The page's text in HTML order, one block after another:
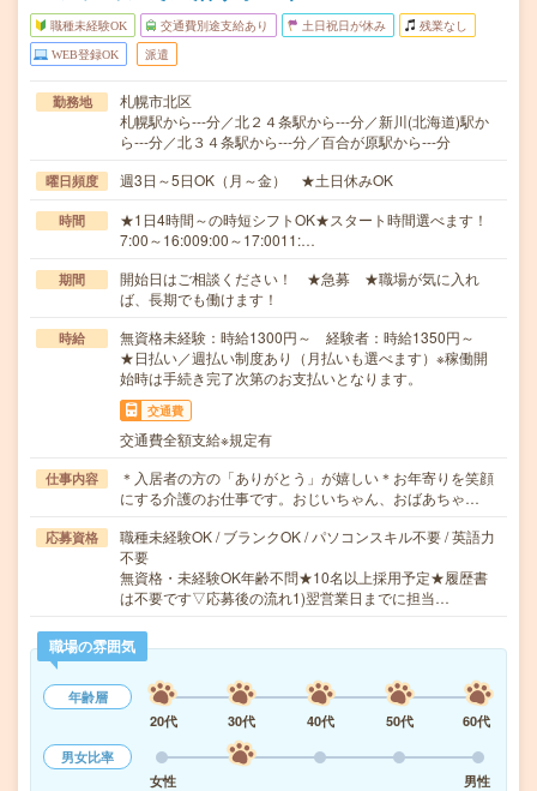
職種未経験OK 交通費別途支給あり 土日祝日が休み 残業なし
WEB登録OK 派遣
勤務地
札幌市北区
札幌駅から---分／北２４条駅から---分／新川(北海道)駅か
ら---分／北３４条駅から---分／百合が原駅から---分
曜日頻度 週3日～5日OK（月～金） ★土日休みOK
時間
★1日4時間～の時短シフトOK★スタート時間選べます！
7:00～16:009:00～17:0011:…
期間
開始日はご相談ください！ ★急募 ★職場が気に入れ
ば、長期でも働けます！
時給
無資格未経験：時給1300円～ 経験者：時給1350円～
★日払い／週払い制度あり（月払いも選べます）※稼働開
始時は手続き完了次第のお支払いとなります。
交通費
交通費全額支給※規定有
仕事内容
＊入居者の方の「ありがとう」が嬉しい＊お年寄りを笑顔
にする介護のお仕事です。おじいちゃん、おばあちゃ…
応募資格
職種未経験OK / ブランクOK / パソコンスキル不要 / 英語力
不要
無資格・未経験OK年齢不問★10名以上採用予定★履歴書
は不要です▽応募後の流れ1)翌営業日までに担当…
職場の雰囲気
年齢層
20代
30代 40代 50代
60代
男女比率
女性
男性